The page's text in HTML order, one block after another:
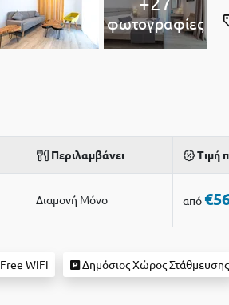
φωτογραφίες
Περιλαμβάνει Τιμή
Διαμονή Μόνο από
Free WiFi Δημόσιος Χώρος Στάθμευσης